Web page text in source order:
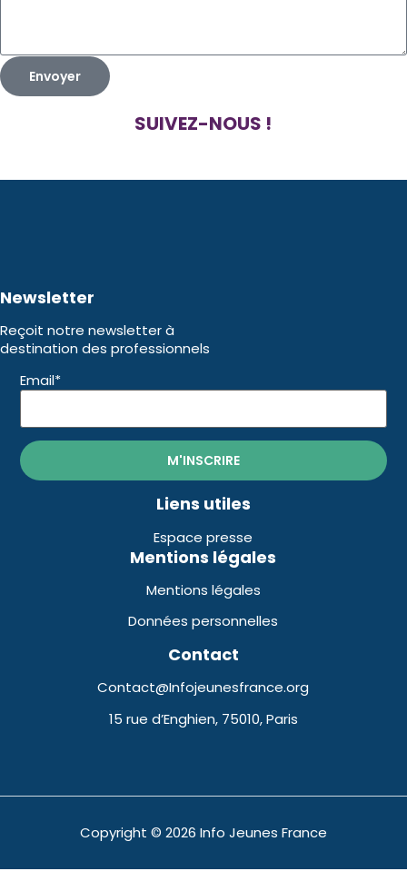
Envoyer
SUIVEZ-NOUS !
Email*
Newsletter
Reçoit notre newsletter à
destination des professionnels
Liens utiles
Espace presse
Mentions légales
Mentions légales
Données personnelles
Contact
Contact@Infojeunesfrance.org
15 rue d’Enghien, 75010, Paris
Copyright © 2026 Info Jeunes France